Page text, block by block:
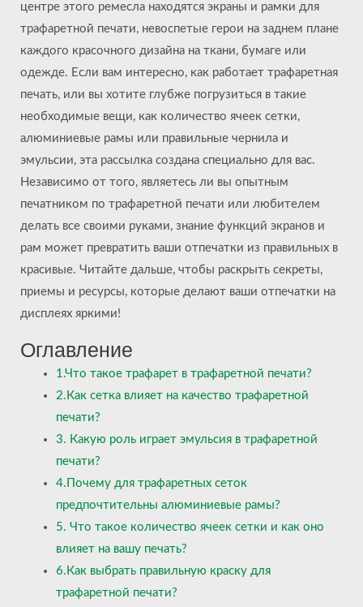
центре этого ремесла находятся экраны и рамки для
трафаретной печати, невоспетые герои на заднем плане
каждого красочного дизайна на ткани, бумаге или
одежде. Если вам интересно, как работает трафаретная
печать, или вы хотите глубже погрузиться в такие
необходимые вещи, как количество ячеек сетки,
алюминиевые рамы или правильные чернила и
эмульсии, эта рассылка создана специально для вас.
Независимо от того, являетесь ли вы опытным
печатником по трафаретной печати или любителем
делать все своими руками, знание функций экранов и
рам может превратить ваши отпечатки из правильных в
красивые. Читайте дальше, чтобы раскрыть секреты,
приемы и ресурсы, которые делают ваши отпечатки на
дисплеях яркими!
Оглавление
1.Что такое трафарет в трафаретной печати?
2.Как сетка влияет на качество трафаретной
печати?
3. Какую роль играет эмульсия в трафаретной
печати?
4.Почему для трафаретных сеток
предпочтительны алюминиевые рамы?
5. Что такое количество ячеек сетки и как оно
влияет на вашу печать?
6.Как выбрать правильную краску для
трафаретной печати?